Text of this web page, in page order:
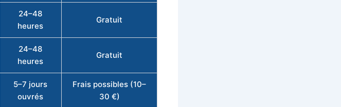
24–48
heures
Gratuit
24–48
heures
Gratuit
5–7 jours
ouvrés
Frais possibles (10–
30 €)